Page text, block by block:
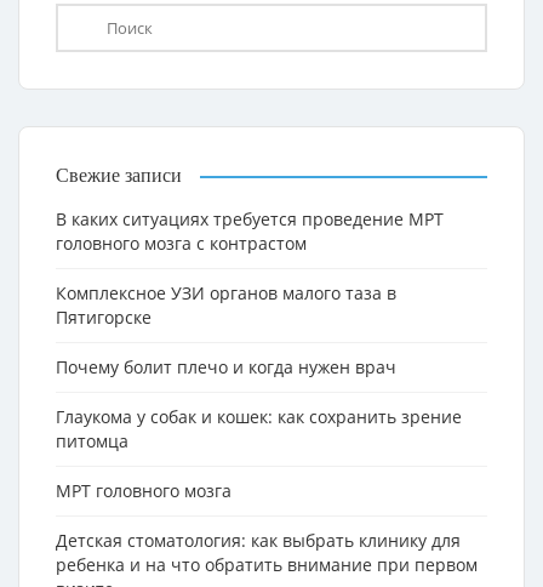
Свежие записи
В каких ситуациях требуется проведение МРТ
головного мозга с контрастом
Комплексное УЗИ органов малого таза в
Пятигорске
Почему болит плечо и когда нужен врач
Глаукома у собак и кошек: как сохранить зрение
питомца
МРТ головного мозга
Детская стоматология: как выбрать клинику для
ребенка и на что обратить внимание при первом